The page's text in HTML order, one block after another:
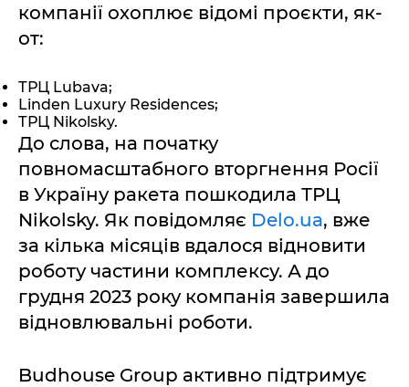
компанії охоплює відомі проєкти, як-
от:
ТРЦ Lubava;
Linden Luxury Residences;
ТРЦ Nikolsky.
До слова, на початку
повномасштабного вторгнення Росії
в Україну ракета пошкодила ТРЦ
Nikolsky. Як повідомляє Delo.ua, вже
за кілька місяців вдалося відновити
роботу частини комплексу. А до
грудня 2023 року компанія завершила
відновлювальні роботи.
Budhouse Group активно підтримує